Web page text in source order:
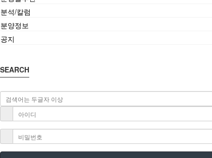
분석/칼럼
분양정보
공지
SEARCH